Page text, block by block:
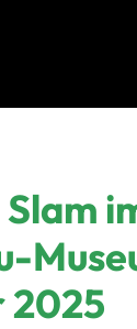
2025